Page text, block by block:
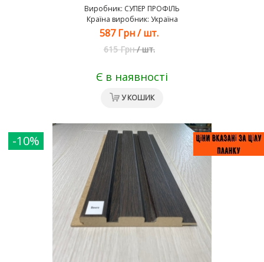
Виробник: СУПЕР ПРОФІЛЬ
Країна виробник: Україна
587 Грн/шт.
615 Грн /шт.
Є в наявності
У КОШИК
-10%